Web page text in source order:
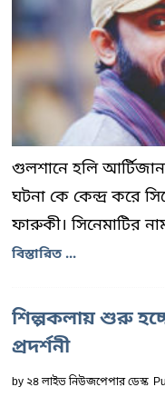
গুলশানে হলি আর্টিজান
ঘটনা কে কেন্দ্র করে
ফারুকী। সিনেমাটির
বিস্তারিত ...
শিল্পকলায় শুরু
প্রদর্শনী
by২৪ লাইভ নিউজপেপার ডেস্ক